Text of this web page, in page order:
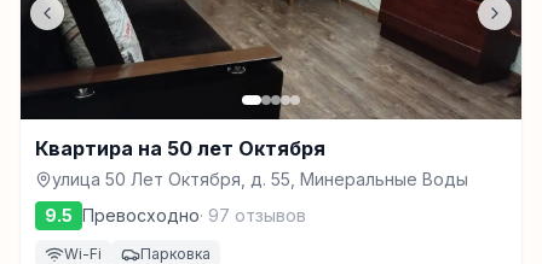
Квартира на 50 лет Октября
улица 50 Лет Октября, д. 55, Минеральные Воды
9.5 Превосходно· 97 отзывов
Wi-Fi Парковка